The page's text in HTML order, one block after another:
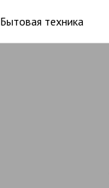
Бытовая техника